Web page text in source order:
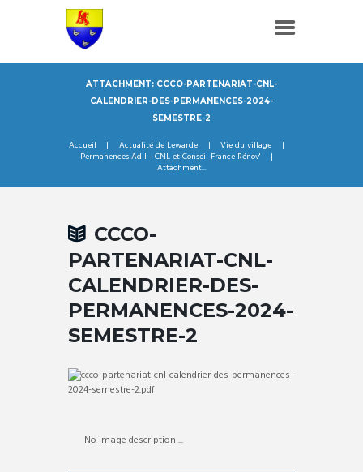
ATTACHMENT: CCCO-PARTENARIAT-CNL-
CALENDRIER-DES-PERMANENCES-2024-
SEMESTRE-2
Accueil Actualité de Lewarde
Vie du village
Permanences Adil - CNL et Conseil France Rénov'
Attachment...
CCCO-
PARTENARIAT-CNL-
CALENDRIER-DES-
PERMANENCES-2024-
SEMESTRE-2
No image description ...